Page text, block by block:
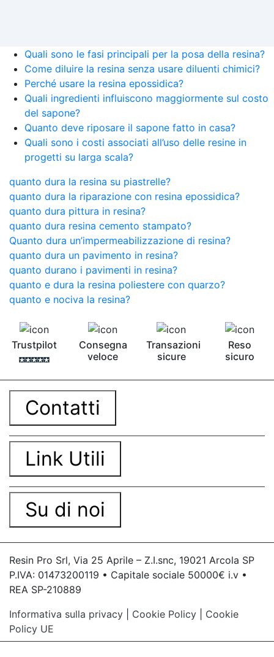
Quali sono le fasi principali per la posa della resina?
Come diluire la resina senza usare diluenti chimici?
Perché usare la resina epossidica?
Quali ingredienti influiscono maggiormente sul costo
del sapone?
Quanto deve riposare il sapone fatto in casa?
Quali sono i costi associati all’uso delle resine in
progetti su larga scala?
quanto dura la resina su piastrelle?
quanto dura la riparazione con resina epossidica?
quanto dura pittura in resina?
quanto dura resina cemento stampato?
Quanto dura un’impermeabilizzazione di resina?
quanto dura un pavimento in resina?
quanto durano i pavimenti in resina?
quanto e dura la resina poliestere con quarzo?
quanto e nociva la resina?
Trustpilot
Consegna
veloce
Transazioni
sicure
Reso
sicuro
Contatti
Link Utili
Su di noi
Resin Pro Srl, Via 25 Aprile – Z.I.snc, 19021 Arcola SP
P.IVA: 01473200119 • Capitale sociale 50000€ i.v •
REA SP-210889
Informativa sulla privacy
Cookie Policy
Cookie
Policy UE